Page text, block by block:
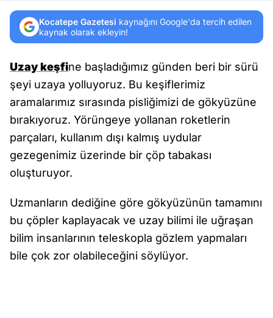
Kocatepe Gazetesi kaynağını Google'da tercih edilen
kaynak olarak ekleyin!
Uzay keşfine başladığımız günden beri bir sürü
şeyi uzaya yolluyoruz. Bu keşiflerimiz
aramalarımız sırasında pisliğimizi de gökyüzüne
bırakıyoruz. Yörüngeye yollanan roketlerin
parçaları, kullanım dışı kalmış uydular
gezegenimiz üzerinde bir çöp tabakası
oluşturuyor.
Uzmanların dediğine göre gökyüzünün tamamını
bu çöpler kaplayacak ve uzay bilimi ile uğraşan
bilim insanlarının teleskopla gözlem yapmaları
bile çok zor olabileceğini söylüyor.